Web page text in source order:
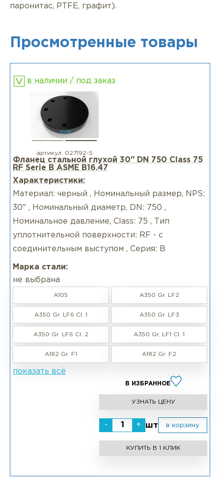
паронитас, PTFE, графит).
Просмотренные товары
в наличии / под заказ
артикул: 027192-S
Фланец стальной глухой 30" DN 750 Class 75
RF Serie B ASME B16.47
Характеристики:
Материал: черный , Номинальный размер, NPS:
30" , Номинальный диаметр, DN: 750 ,
Номинальное давление, Class: 75 , Тип
уплотнительной поверхности: RF - с
соединительным выступом , Серия: B
Марка стали:
не выбрана
A105 A350 Gr. LF2
A350 Gr. LF6 CI. 1 A350 Gr. LF3
A350 Gr. LF6 Cl. 2 A350 Gr. LF1 Cl. 1
A182 Gr. F1 A182 Gr. F2
показать всё
В ИЗБРАННОЕ
УЗНАТЬ ЦЕНУ
- + шт в корзину
КУПИТЬ В 1 КЛИК